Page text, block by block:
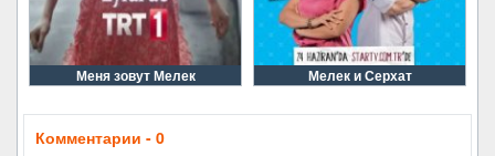
Меня зовут Мелек Мелек и Серхат
Комментарии - 0